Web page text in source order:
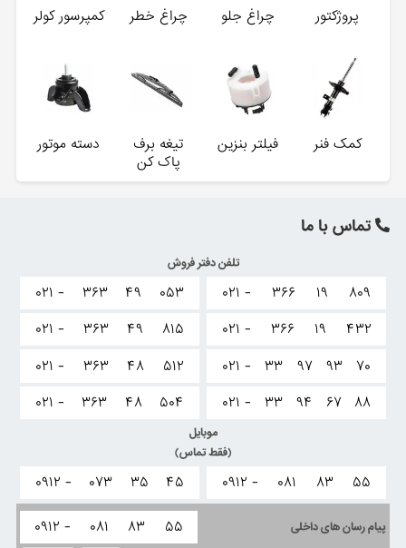
پروژکتور چراغ جلو چراغ خطر کمپرسور کولر
کمک فنر فیلتر بنزین
تیغه برف
پاک کن
دسته موتور
تماس با ما
تلفن دفتر فروش
۰۲۱ - ۳۶۶ ۱۹
۸۰۹
۰۲۱ -
۳۶۶ ۱۹
۴۳۲
۰۲۱ -
۳۳ ۹۷ ۹۳
۷۰
۰۲۱ -
۳۳ ۹۴ ۶۷ ۸۸
۰۲۱ - ۳۶۳ ۴۹
۰۵۳
۰۲۱ -
۳۶۳ ۴۹
۸۱۵
۰۲۱ -
۳۶۳ ۴۸
۵۱۲
۰۲۱ -
۳۶۳ ۴۸ ۵۰۴
موبایل
(فقط تماس)
۰۹۱۲ - ۰۸۱ ۸۳ ۵۵ ۰۹۱۲ - ۰۷۳ ۳۵ ۴۵
پیام رسان های داخلی ۰۹۱۲ - ۰۸۱ ۸۳ ۵۵